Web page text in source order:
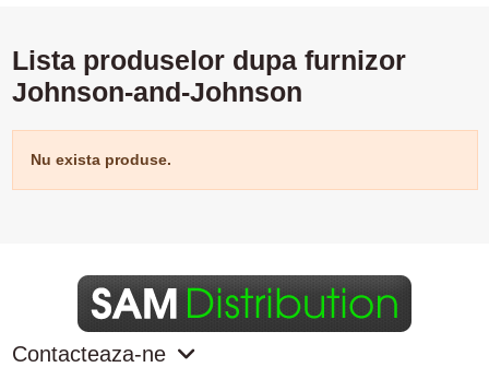
Lista produselor dupa furnizor
Johnson-and-Johnson
Nu exista produse.
Contacteaza-ne